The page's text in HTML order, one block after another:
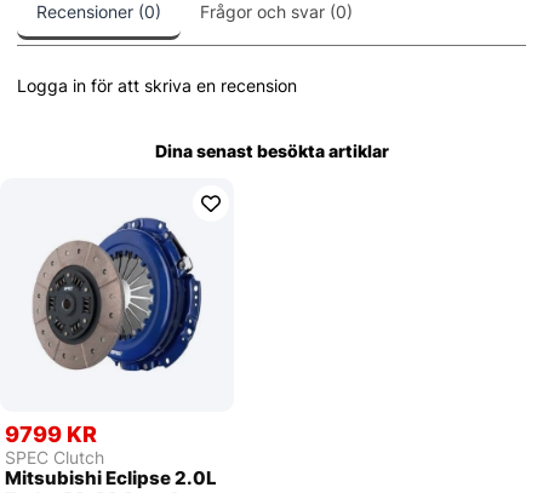
Recensioner (0) Frågor och svar (0)
Logga in för att skriva en recension
Dina senast besökta artiklar
9799 KR
SPEC Clutch
Mitsubishi Eclipse 2.0L